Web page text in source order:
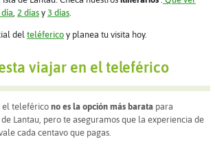
2 días y 3 días
del teléferico y planea tu visita hoy.
viajar en el teleférico
el teleférico no es la opción más barata para
Lantau, pero te aseguramos que la experiencia de
cada centavo que pagas.